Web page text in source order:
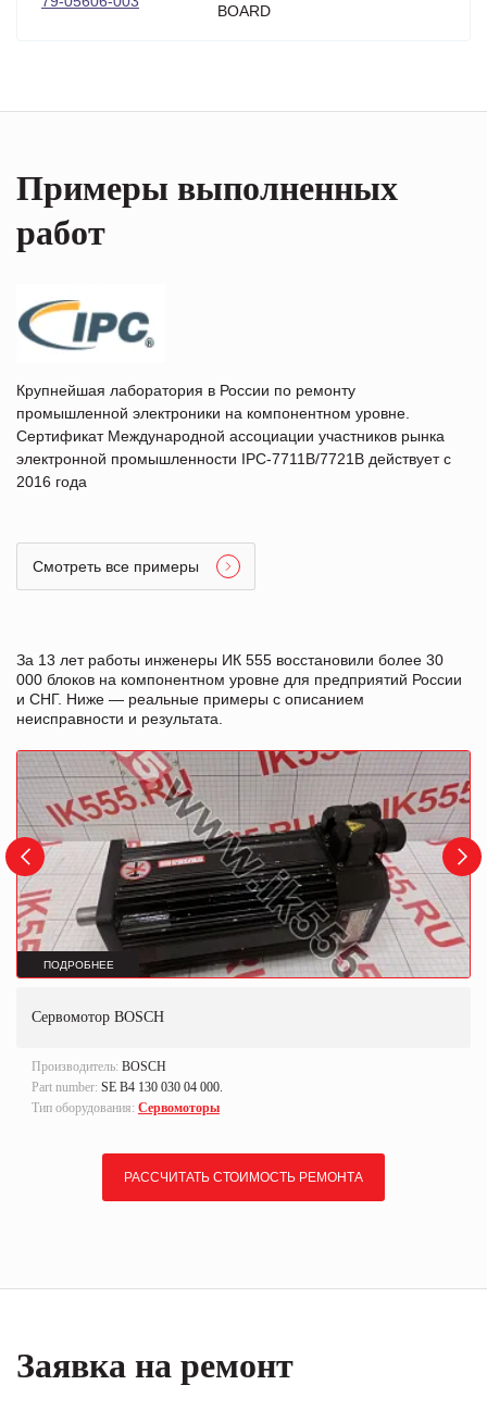
BOARD
Примеры выполненных
работ
Крупнейшая лаборатория в России по ремонту
промышленной электроники на компонентном уровне.
Сертификат Международной ассоциации участников рынка
электронной промышленности IPC-7711B/7721B действует с
2016 года
Смотреть все примеры
За 13 лет работы инженеры ИК 555 восстановили более 30
000 блоков на компонентном уровне для предприятий России
и СНГ. Ниже — реальные примеры с описанием
неисправности и результата.
ПОДРОБНЕЕ
Сервомотор BOSCH
Производитель: BOSCH
Part number: SE B4 130 030 04 000.
Тип оборудования: Сервомоторы
РАССЧИТАТЬ СТОИМОСТЬ РЕМОНТА
Заявка на ремонт